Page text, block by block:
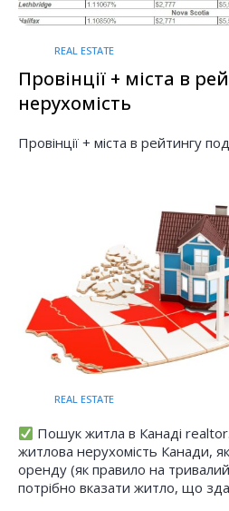
REAL ESTATE
Провінції + міста в
нерухомість
Провінції + міста в рейтингу
REAL ESTATE
Пошук житла в Канаді
житлова нерухомість Канади,
оренду (як правило на
потрібно вказати житло, що